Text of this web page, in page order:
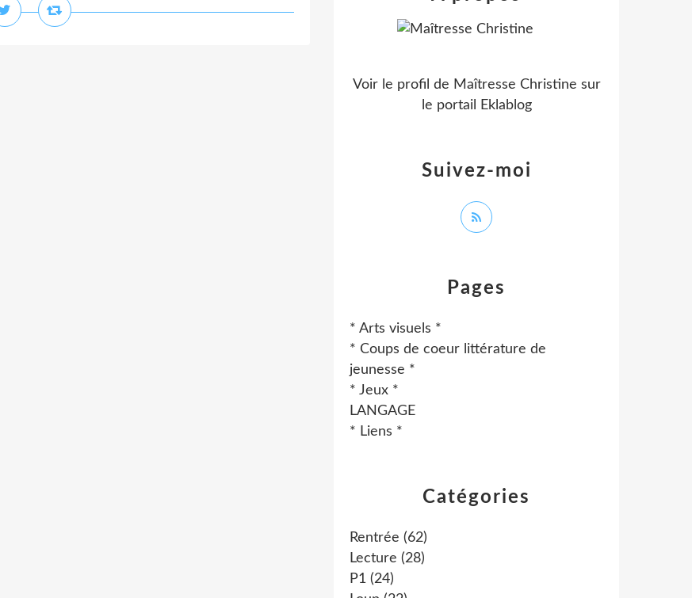
Catégories
Rentrée (62)
Lecture (28)
P1 (24)
Pages
* Arts visuels *
* Coups de coeur littérature de
jeunesse *
* Jeux *
LANGAGE
* Liens *
Suivez-moi
Voir le profil de Maîtresse Christine sur
le portail Eklablog